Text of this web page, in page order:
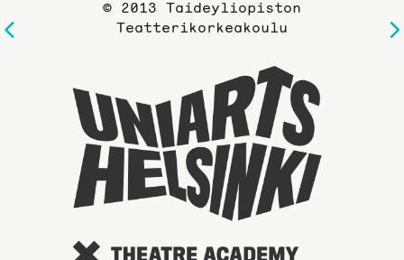
© 2013 Taideyliopiston
Teatterikorkeakoulu